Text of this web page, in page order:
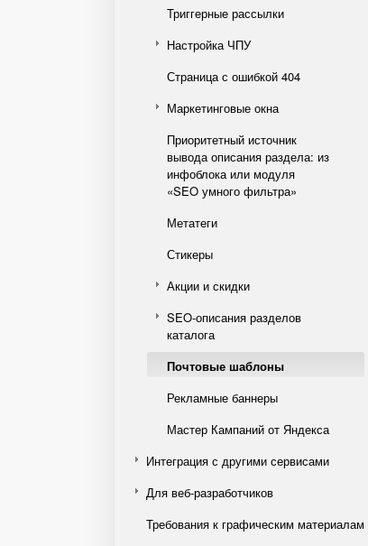
Триггерные рассылки
Настройка ЧПУ
Страница с ошибкой 404
Маркетинговые окна
Приоритетный источник
вывода описания раздела: из
инфоблока или модуля
«SEO умного фильтра»
Метатеги
Стикеры
Акции и скидки
SEO-описания разделов
каталога
Почтовые шаблоны
Рекламные баннеры
Мастер Кампаний от Яндекса
Интеграция с другими сервисами
Для веб-разработчиков
Требования к графическим материалам